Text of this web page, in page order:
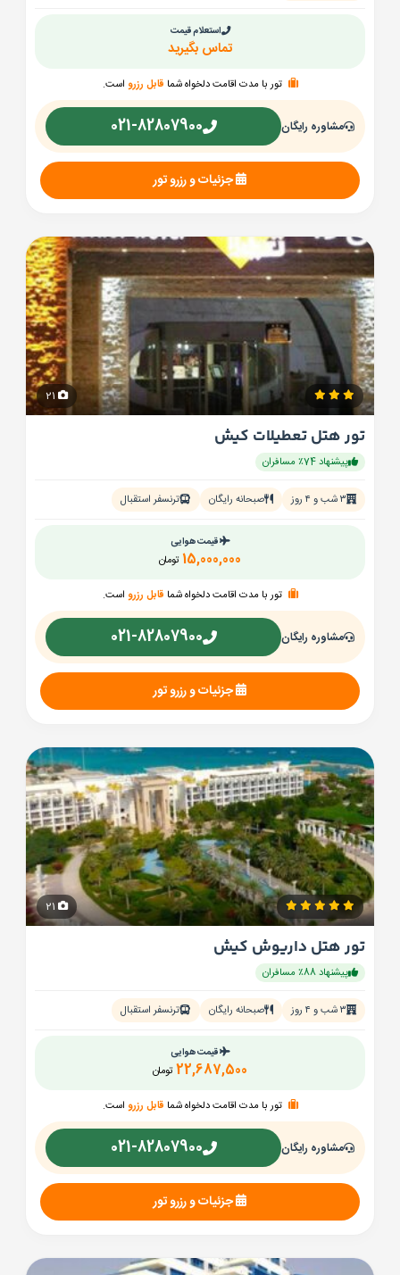
استعلام قیمت
تماس بگیرید
تور با مدت اقامت دلخواه شما قابل رزرو است.
مشاوره رایگان 021-82807900
جزئیات و رزرو تور
تور هتل تعطیلات کیش
پیشنهاد 74٪ مسافران
۳ شب و ۴ روز صبحانه رایگان ترنسفر استقبال
قیمت هوایی
تومان 15,000,000
تور با مدت اقامت دلخواه شما قابل رزرو است.
مشاوره رایگان 021-82807900
جزئیات و رزرو تور
تور هتل داریوش کیش
پیشنهاد 88٪ مسافران
۳ شب و ۴ روز صبحانه رایگان ترنسفر استقبال
قیمت هوایی
تومان 22,687,500
تور با مدت اقامت دلخواه شما قابل رزرو است.
مشاوره رایگان 021-82807900
جزئیات و رزرو تور